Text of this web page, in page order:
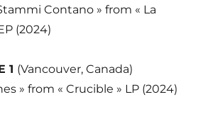
Contano » from « La
(2024)
1 (Vancouver, Canada)
» from « Crucible » LP (2024)